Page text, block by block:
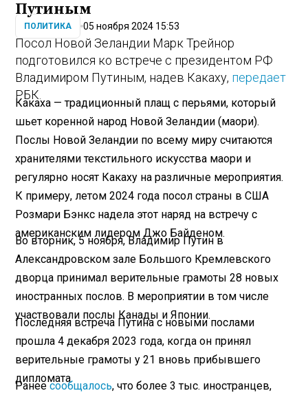
Путиным
ПОЛИТИКА 05 ноября 2024 15:53
Посол Новой Зеландии Марк Трейнор
подготовился ко встрече с президентом РФ
Владимиром Путиным, надев Какаху, передает
РБК.
Какаха — традиционный плащ с перьями, который
шьет коренной народ Новой Зеландии (маори).
Послы Новой Зеландии по всему миру считаются
хранителями текстильного искусства маори и
регулярно носят Какаху на различные мероприятия.
К примеру, летом 2024 года посол страны в США
Розмари Бэнкс надела этот наряд на встречу с
американским лидером Джо Байденом.
Во вторник, 5 ноября, Владимир Путин в
Александровском зале Большого Кремлевского
дворца принимал верительные грамоты 28 новых
иностранных послов. В мероприятии в том числе
участвовали послы Канады и Японии.
Последняя встреча Путина с новыми послами
прошла 4 декабря 2023 года, когда он принял
верительные грамоты у 21 вновь прибывшего
дипломата.
Ранеесообщалось, что более 3 тыс. иностранцев,